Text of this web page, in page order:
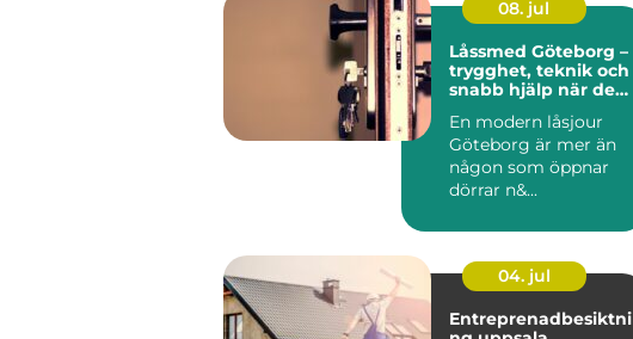
08. jul
Låssmed Göteborg –
trygghet, teknik och
snabb hjälp när det
En modern låsjour
Göteborg är mer än
någon som öppnar
dörrar n&...
04. jul
Entreprenadbesiktni